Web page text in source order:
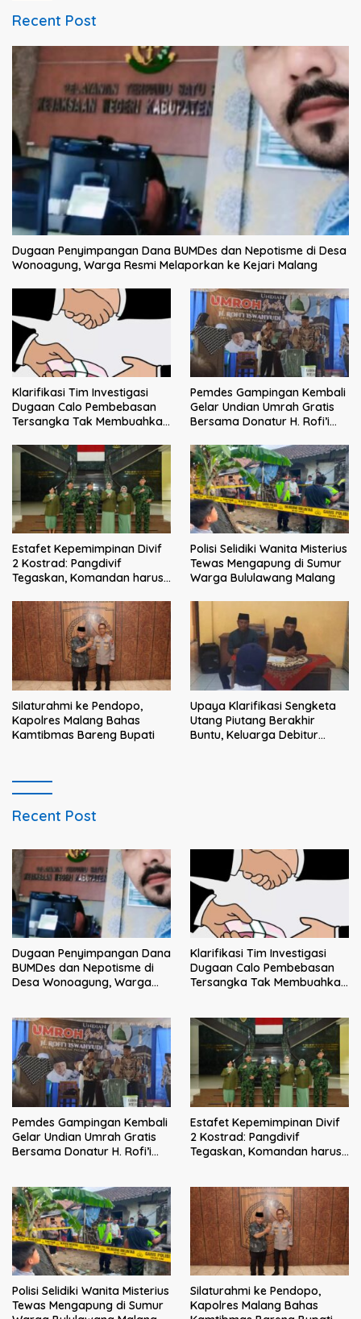
Recent Post
Dugaan Penyimpangan Dana BUMDes dan Nepotisme di Desa
Wonoagung, Warga Resmi Melaporkan ke Kejari Malang
Klarifikasi Tim Investigasi
Dugaan Calo Pembebasan
Tersangka Tak Membuahkan
Pemdes Gampingan Kembali
Gelar Undian Umrah Gratis
Bersama Donatur H. Rofi’i
bagi Pejuang Sosial
Estafet Kepemimpinan Divif
2 Kostrad: Pangdivif
Tegaskan, Komandan harus
dan solusi bagi prajurit
Polisi Selidiki Wanita Misterius
Tewas Mengapung di Sumur
Warga Bululawang Malang
Silaturahmi ke Pendopo,
Kapolres Malang Bahas
Kamtibmas Bareng Bupati
Upaya Klarifikasi Sengketa
Utang Piutang Berakhir
Buntu, Keluarga Debitur
Recent Post
Dugaan Penyimpangan Dana
BUMDes dan Nepotisme di
Desa Wonoagung, Warga
Klarifikasi Tim Investigasi
Dugaan Calo Pembebasan
Tersangka Tak Membuahkan
Pemdes Gampingan Kembali
Gelar Undian Umrah Gratis
Bersama Donatur H. Rofi’i
Estafet Kepemimpinan Divif
2 Kostrad: Pangdivif
Tegaskan, Komandan harus
Polisi Selidiki Wanita Misterius
Tewas Mengapung di Sumur
Silaturahmi ke Pendopo,
Kapolres Malang Bahas